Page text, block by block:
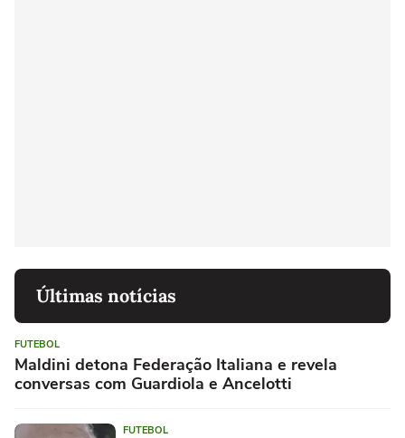
Últimas notícias
FUTEBOL
Maldini detona Federação Italiana e revela
conversas com Guardiola e Ancelotti
FUTEBOL